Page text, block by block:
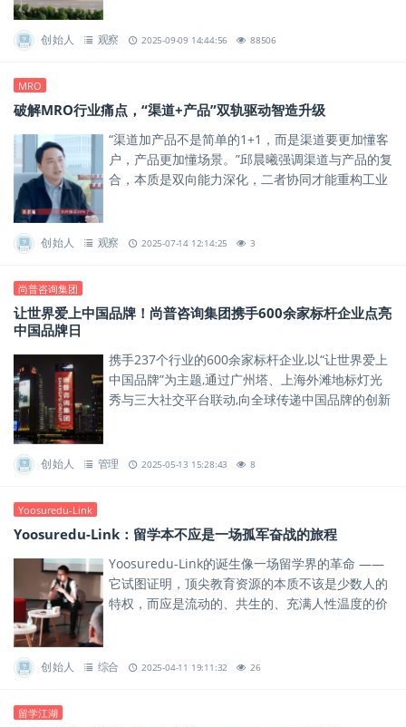
创始人 观察 2025-09-09 14:44:56 88506
MRO
破解MRO行业痛点，“渠道+产品”双轨驱动智造升级
“渠道加产品不是简单的1+1，而是渠道要更加懂客
户，产品更加懂场景。”邱晨曦强调渠道与产品的复
合，本质是双向能力深化，二者协同才能重构工业
创始人 观察 2025-07-14 12:14:25 3
尚普咨询集团
让世界爱上中国品牌！尚普咨询集团携手600余家标杆企业点亮
中国品牌日
携手237个行业的600余家标杆企业,以“让世界爱上
中国品牌”为主题,通过广州塔、上海外滩地标灯光
秀与三大社交平台联动,向全球传递中国品牌的创新
创始人 管理 2025-05-13 15:28:43 8
Yoosuredu-Link
Yoosuredu-Link：留学本不应是一场孤军奋战的旅程
Yoosuredu-Link的诞生像一场留学界的革命 ——
它试图证明，顶尖教育资源的本质不该是少数人的
特权，而应是流动的、共生的、充满人性温度的价
创始人 综合 2025-04-11 19:11:32 26
留学江湖